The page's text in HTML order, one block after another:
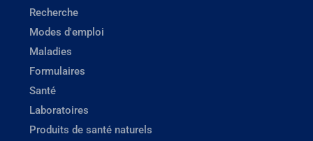
Recherche
Modes d'emploi
Maladies
Formulaires
Santé
Laboratoires
Produits de santé naturels